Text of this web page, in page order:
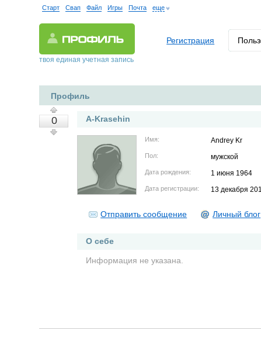
Старт Свап Файл Игры Почта еще
твоя единая учетная запись
Регистрация
Профиль
0 A-Krasehin
Имя: Andrey Kr
Пол: мужской
Дата рождения: 1 июня 1964
Дата регистрации: 13 декабря
Отправить сообщение Личный блог
О себе
Информация не указана.